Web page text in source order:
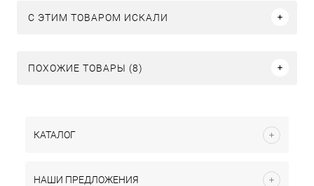
C ЭТИМ ТОВАРОМ ИСКАЛИ
ПОХОЖИЕ ТОВАРЫ (8)
КАТАЛОГ
НАШИ ПРЕДЛОЖЕНИЯ